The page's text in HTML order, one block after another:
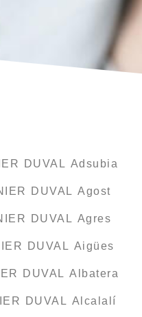
DUVAL Adsubia
DUVAL Agost
DUVAL Agres
DUVAL Aigües
DUVAL Albatera
DUVAL Alcalalí